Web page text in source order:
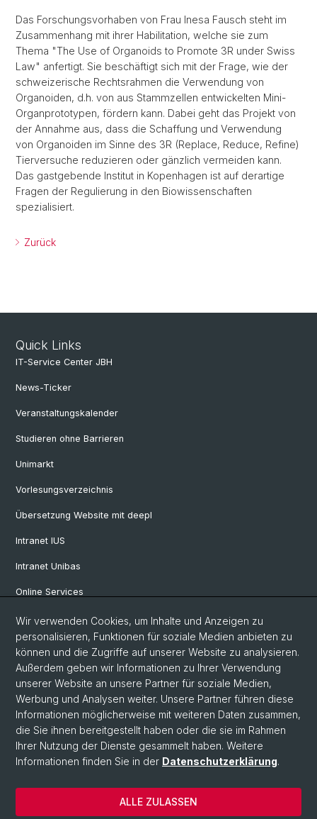
Das Forschungsvorhaben von Frau Inesa Fausch steht im
Zusammenhang mit ihrer Habilitation, welche sie zum
Thema "The Use of Organoids to Promote 3R under Swiss
Law" anfertigt. Sie beschäftigt sich mit der Frage, wie der
schweizerische Rechtsrahmen die Verwendung von
Organoiden, d.h. von aus Stammzellen entwickelten Mini-
Organprototypen, fördern kann. Dabei geht das Projekt von
der Annahme aus, dass die Schaffung und Verwendung
von Organoiden im Sinne des 3R (Replace, Reduce, Refine)
Tierversuche reduzieren oder gänzlich vermeiden kann.
Das gastgebende Institut in Kopenhagen ist auf derartige
Fragen der Regulierung in den Biowissenschaften
spezialisiert.
Zurück
Quick Links
IT-Service Center JBH
News-Ticker
Veranstaltungskalender
Studieren ohne Barrieren
Unimarkt
Vorlesungsverzeichnis
Übersetzung Website mit deepl
Intranet IUS
Intranet Unibas
Online Services
Social Media
Instagram
LinkedIn
TikTok
Wir verwenden Cookies, um Inhalte und Anzeigen zu
personalisieren, Funktionen für soziale Medien anbieten zu
können und die Zugriffe auf unserer Website zu analysieren.
Außerdem geben wir Informationen zu Ihrer Verwendung
unserer Website an unsere Partner für soziale Medien,
Werbung und Analysen weiter. Unsere Partner führen diese
Informationen möglicherweise mit weiteren Daten zusammen,
die Sie ihnen bereitgestellt haben oder die sie im Rahmen
Ihrer Nutzung der Dienste gesammelt haben. Weitere
Informationen finden Sie in der Datenschutzerklärung.
ALLE ZULASSEN